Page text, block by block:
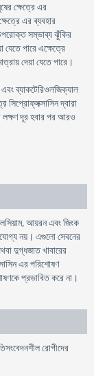
ক্ষেত্রে এর
এর ব্যবহার
সম্ভাব্য ঝুঁকির
পারে এক্ষেত্রে
দেয়া যেতে পারে।
ব্যাকটেরিওলজিক্যাল
সিপ্রোফ্লক্সাসিন দ্বারা
লক্ষণ দূর হবার পর আরও
আয়রন এবং জিংক
নয়। এগুলো সেবনের
দুগ্ধজাত খাবারের
এর পরিশোষণ
প্রভাবিত করে না।
রোগীদের